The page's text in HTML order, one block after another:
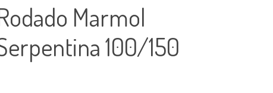
Marmol
100/150